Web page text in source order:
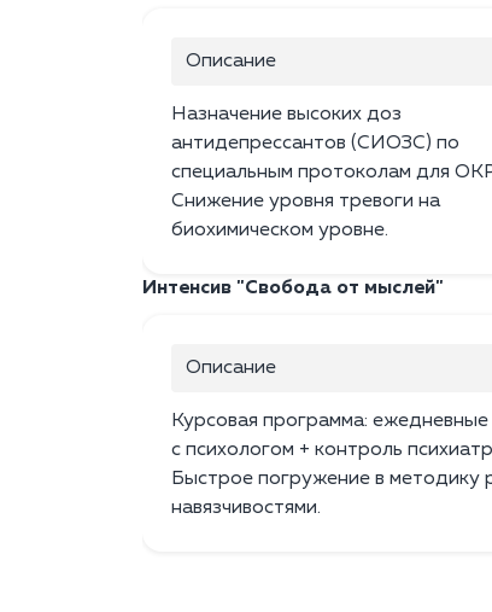
Описание
Назначение высоких доз
антидепрессантов (СИОЗС) по
специальным протоколам для
Снижение уровня тревоги на
биохимическом уровне.
Интенсив "Свобода от мыслей"
Описание
Курсовая программа: ежедневные
с психологом + контроль
Быстрое погружение в методику
навязчивостями.